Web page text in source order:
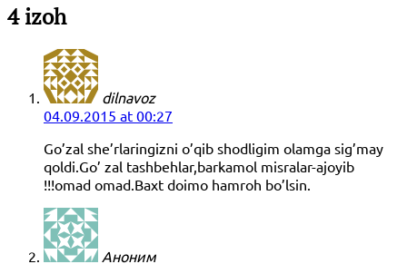
4 izoh
dilnavoz
04.09.2015 at 00:27
Go’zal she’rlaringizni o’qib shodligim olamga sig’may
qoldi.Go’ zal tashbehlar,barkamol misralar-ajoyib
!!!omad omad.Baxt doimo hamroh bo’lsin.
Аноним